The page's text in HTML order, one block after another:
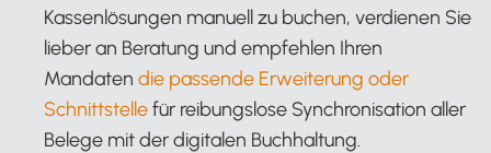
Kassenlösungen manuell zu buchen, verdienen Sie
lieber an Beratung und empfehlen Ihren
Mandaten die passende Erweiterung oder
Schnittstellefür reibungslose Synchronisation aller
Belege mit der digitalen Buchhaltung.